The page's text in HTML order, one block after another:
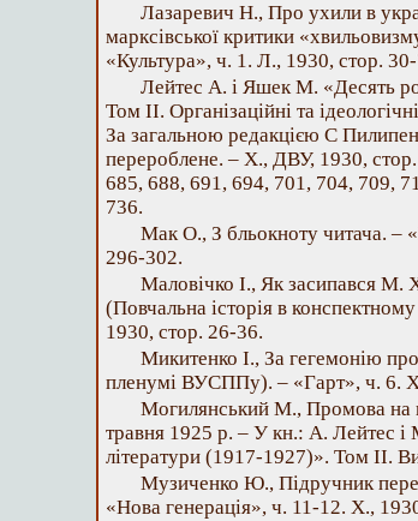
Лазаревич H., Про ухили в
марксівської критики
«Культура», ч. 1. Л., 1930, стор.
Лейтес А. і Яшек М. «Десять
Том II. Організаційні та
За загальною редакцією С
перероблене. – X., ДВУ, 1930,
685, 688, 691, 694, 701, 704, 709,
736.
Мак О., З бльокноту читача. –
296-302.
Маловічко І., Як засипався М.
(Повчальна історія в
1930, стор. 26-36.
Микитенко І., За гегемонію
пленумі ВУСППу). – «Гарт», ч. 6.
Могилянський М., Промова на
травня 1925 р. – У кн.: А. Лейтес і
літератури (1917-1927)». Том II.
Музиченко Ю., Підручник
«Нова генерація», ч. 11-12. X.,